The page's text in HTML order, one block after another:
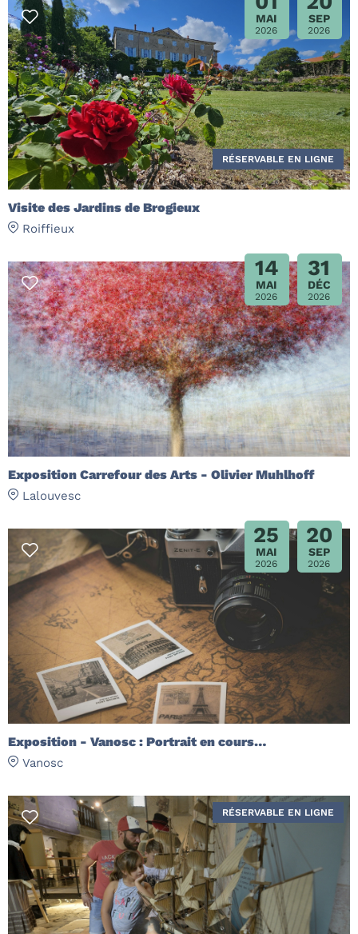
MAI
2026
SEP
2026
Visite des Jardins de Brogieux
Roiffieux
RÉSERVABLE EN LIGNE
14
MAI
2026
31
DÉC
2026
Exposition Carrefour des Arts - Olivier Muhlhoff
Lalouvesc
25
MAI
2026
20
SEP
2026
Exposition - Vanosc : Portrait en cours…
Vanosc
RÉSERVABLE EN LIGNE